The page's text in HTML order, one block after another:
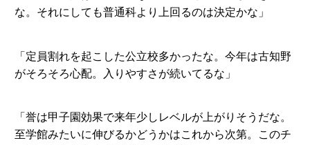
な。それにしても普通科より上回るのは決定かな」
「定員割れを起こした公立校多かったな。今年は古知野
がそろそろ心配。入りやすさが続いてるな」
「誉は甲子園効果で来年少しレベルが上がりそうだな。
至学館みたいに伸びるかどうかはこれから次第。このチ